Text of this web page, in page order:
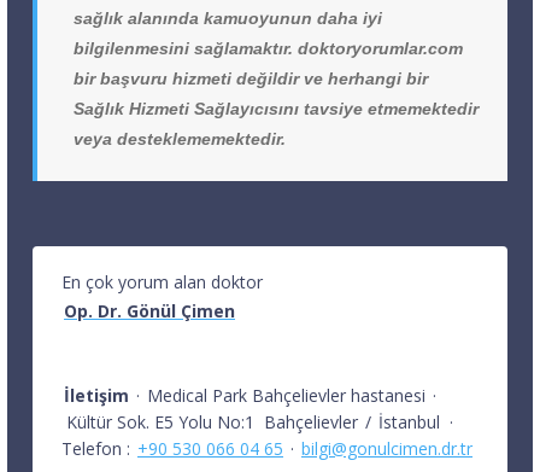
sağlık alanında kamuoyunun daha iyi
bilgilenmesini sağlamaktır. doktoryorumlar.com
bir başvuru hizmeti değildir ve herhangi bir
Sağlık Hizmeti Sağlayıcısını tavsiye etmemektedir
veya desteklememektedir.
En çok yorum alan doktor
Op. Dr. Gönül Çimen
İletişim · Medical Park Bahçelievler hastanesi ·
Kültür Sok. E5 Yolu No:1
Bahçelievler / İstanbul ·
Telefon : +90 530 066 04 65 · bilgi@gonulcimen.dr.tr